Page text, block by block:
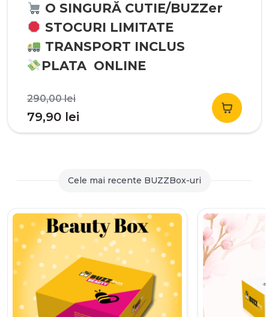
O SINGURĂ CUTIE/BUZZer
STOCURI LIMITATE
TRANSPORT INCLUS
PLATA ONLINE
290,00leiPrețul
inițial
a
290,00 lei.
79,90 lei
curent
79,90 lei.
Cele mai recente BUZZBox-uri